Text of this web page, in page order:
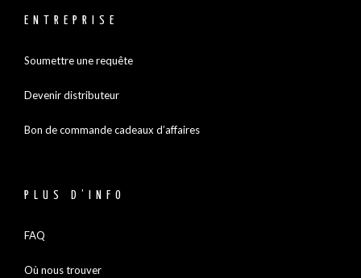
ENTREPRISE
Soumettre une requête
Devenir distributeur
Bon de commande cadeaux d’affaires
PLUS D’INFO
FAQ
Où nous trouver